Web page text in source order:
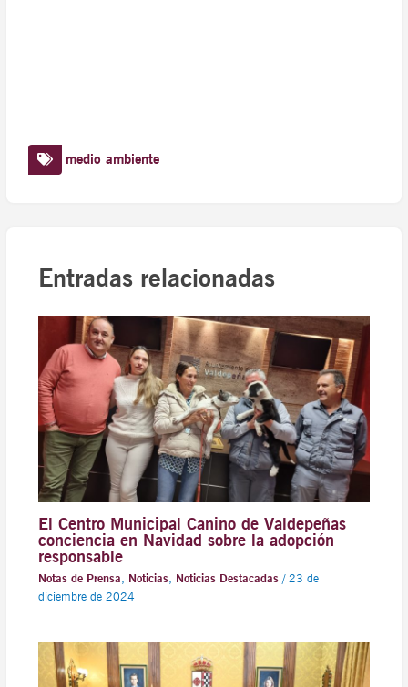
medio ambiente
Entradas relacionadas
El Centro Municipal Canino de Valdepeñas
conciencia en Navidad sobre la adopción
responsable
Notas de Prensa, Noticias, Noticias Destacadas/ 23 de
diciembre de 2024